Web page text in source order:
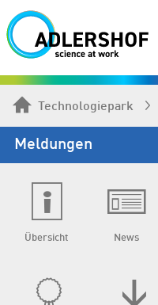
Technologiepark
Meldungen
Übersicht News